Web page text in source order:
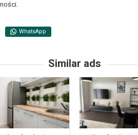
WhatsApp
Similar ads